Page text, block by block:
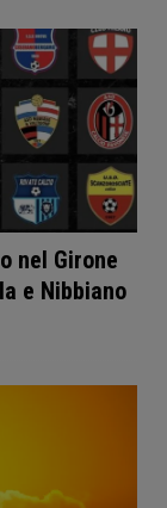
nel Girone
e Nibbiano